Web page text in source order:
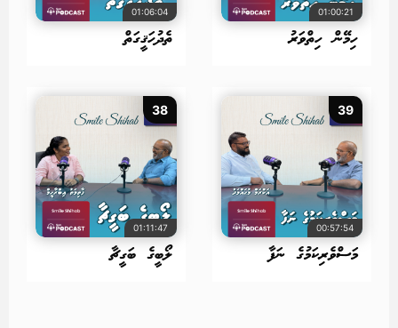
01:00:21
ހިމޭން ހިތްވަރު
01:06:04
ތެދުހަޤީގަތް
39
00:57:54
މަސްވެރިކަމުގެ ނަފާ
38
01:11:47
ލޯބީގެ ބަގީޗާ